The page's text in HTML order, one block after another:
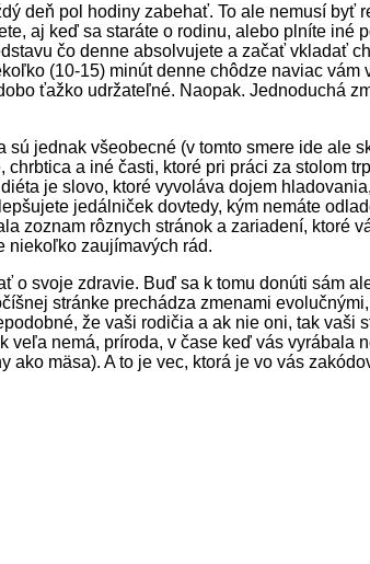
deň pol hodiny zabehať. To ale nemusí
aj keď sa staráte o rodinu, alebo plníte iné
čo denne absolvujete a začať vkladať
(10-15) minút denne chôdze naviac
ťažko udržateľné. Naopak. Jednoduchá
jednak všeobecné (v tomto smere ide ale
a iné časti, ktoré pri práci za stolom
je slovo, ktoré vyvoláva dojem
jedálniček dovtedy, kým nemáte
zoznam rôznych stránok a zariadení, ktoré
niekoľko zaujímavých rád.
svoje zdravie. Buď sa k tomu donúti sám
stránke prechádza zmenami
že vaši rodičia a ak nie oni, tak
nemá, príroda, v čase keď vás vyrábala
mäsa). A to je vec, ktorá je vo vás